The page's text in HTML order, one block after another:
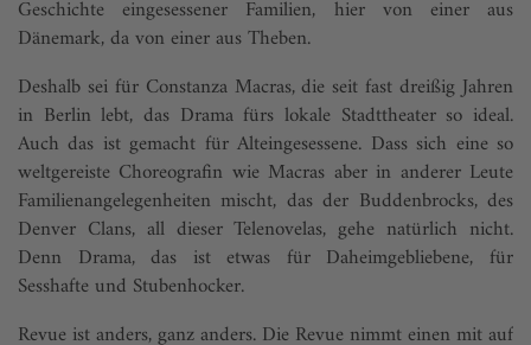
Geschichte eingesessener Familien, hier von einer aus
Dänemark, da von einer aus Theben.
Deshalb sei für Constanza Macras, die seit fast dreißig Jahren
in Berlin lebt, das Drama fürs lokale Stadttheater so ideal.
Auch das ist gemacht für Alteingesessene. Dass sich eine so
weltgereiste Choreografin wie Macras aber in anderer Leute
Familienangelegenheiten mischt, das der Buddenbrocks, des
Denver Clans, all dieser Telenovelas, gehe natürlich nicht.
Denn Drama, das ist etwas für Daheimgebliebene, für
Sesshafte und Stubenhocker.
Revue ist anders, ganz anders. Die Revue nimmt einen mit auf